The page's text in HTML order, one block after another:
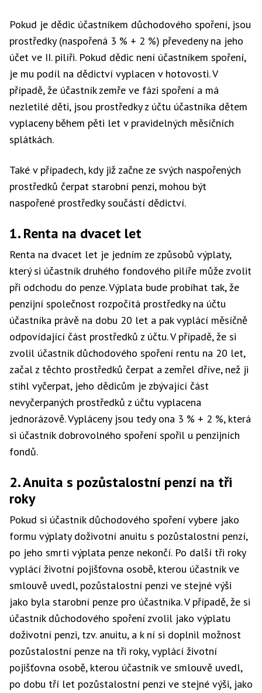
Pokud je dědic účastníkem důchodového spoření, jsou
prostředky (naspořená 3 % + 2 %) převedeny na jeho
účet ve II. pilíři. Pokud dědic není účastníkem spoření,
je mu podíl na dědictví vyplacen v hotovosti. V
případě, že účastník zemře ve fázi spoření a má
nezletilé děti, jsou prostředky z účtu účastníka dětem
vyplaceny během pěti let v pravidelných měsíčních
splátkách.
Také v případech, kdy již začne ze svých naspořených
prostředků čerpat starobní penzi, mohou být
naspořené prostředky součástí dědictví.
1. Renta na dvacet let
Renta na dvacet let je jedním ze způsobů výplaty,
který si účastník druhého fondového pilíře může zvolit
při odchodu do penze. Výplata bude probíhat tak, že
penzijní společnost rozpočítá prostředky na účtu
účastníka právě na dobu 20 let a pak vyplácí měsíčně
odpovídající část prostředků z účtu. V případě, že si
zvolil účastník důchodového spoření rentu na 20 let,
začal z těchto prostředků čerpat a zemřel dříve, než ji
stihl vyčerpat, jeho dědicům je zbývající část
nevyčerpaných prostředků z účtu vyplacena
jednorázově. Vypláceny jsou tedy ona 3 % + 2 %, která
si účastník dobrovolného spoření spořil u penzijních
fondů.
2. Anuita s pozůstalostní penzí na tři
roky
Pokud si účastník důchodového spoření vybere jako
formu výplaty doživotní anuitu s pozůstalostní penzí,
po jeho smrti výplata penze nekončí. Po další tři roky
vyplácí životní pojišťovna osobě, kterou účastník ve
smlouvě uvedl, pozůstalostní penzi ve stejné výši
jako byla starobní penze pro účastníka. V případě, že si
účastník důchodového spoření zvolil jako výplatu
doživotní penzi, tzv. anuitu, a k ní si doplnil možnost
pozůstalostní penze na tři roky, vyplácí životní
pojišťovna osobě, kterou účastník ve smlouvě uvedl,
po dobu tří let pozůstalostní penzi ve stejné výši, jako